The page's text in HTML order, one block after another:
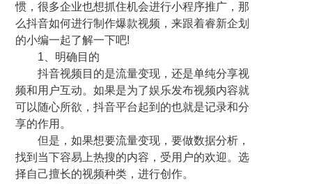
惯，很多企业也想抓住机会进行小程序推广，那
么抖音如何进行制作爆款视频，来跟着睿新企划
的小编一起了解一下吧!
1、明确目的
抖音视频目的是流量变现，还是单纯分享视
频和用户互动。如果是为了娱乐发布视频内容就
可以随心所欲，抖音平台起到的也就是记录和分
享的作用。
但是，如果想要流量变现，要做数据分析，
找到当下容易上热搜的内容，受用户的欢迎。选
择自己擅长的视频种类，进行创作。